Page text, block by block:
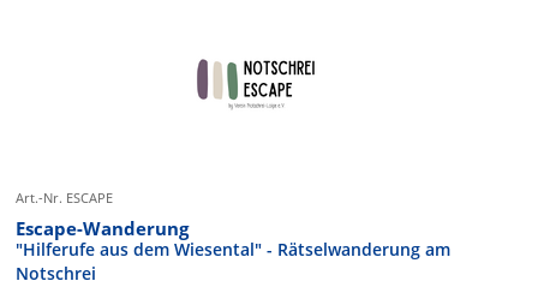
Art.-Nr. ESCAPE
Escape-Wanderung
"Hilferufe aus dem Wiesental" - Rätselwanderung am
Notschrei